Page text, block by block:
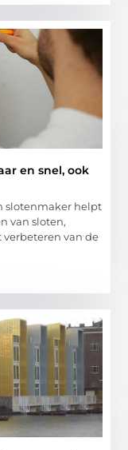
en snel, ook
slotenmaker helpt
van sloten,
van de